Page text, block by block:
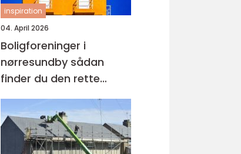
inspiration
04. April 2026
Boligforeninger i
nørresundby sådan
finder du den rette
lejebolig